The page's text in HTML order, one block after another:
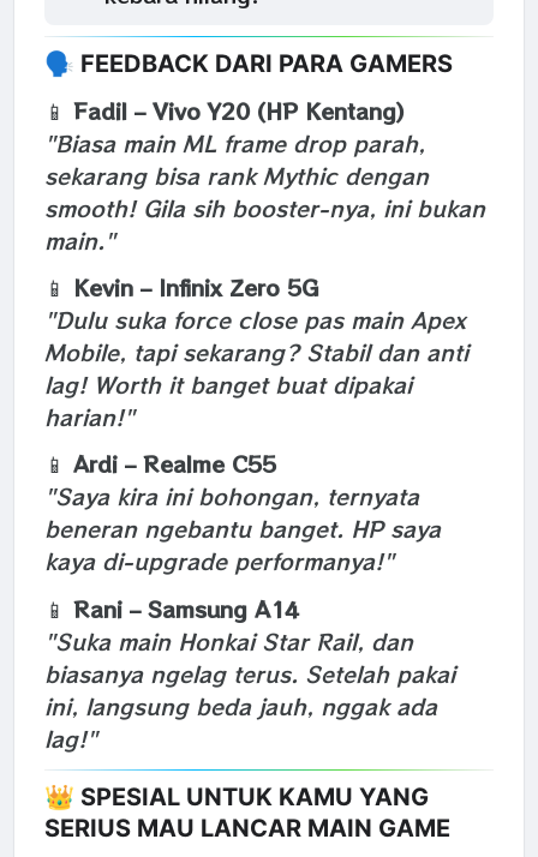
🗣 FEEDBACK DARI PARA GAMERS
📱 Fadil – Vivo Y20 (HP Kentang)
"Biasa main ML frame drop parah,
sekarang bisa rank Mythic dengan
smooth! Gila sih booster-nya, ini bukan
main."
📱 Kevin – Infinix Zero 5G
"Dulu suka force close pas main Apex
Mobile, tapi sekarang? Stabil dan anti
lag! Worth it banget buat dipakai
harian!"
📱 Ardi – Realme C55
"Saya kira ini bohongan, ternyata
beneran ngebantu banget. HP saya
kaya di-upgrade performanya!"
📱 Rani – Samsung A14
"Suka main Honkai Star Rail, dan
biasanya ngelag terus. Setelah pakai
ini, langsung beda jauh, nggak ada
lag!"
👑 SPESIAL UNTUK KAMU YANG
SERIUS MAU LANCAR MAIN GAME